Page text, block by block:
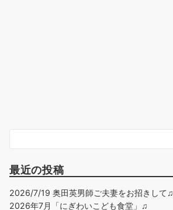
最近の投稿
2026/7/19 奥田英男師ご夫妻をお招きして♫
2026年7月「にぎわいこども食堂」♫